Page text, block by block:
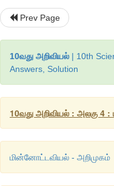
Prev Page
10வது அறிவியல் | 10th
Answers, Solution
10வது அறிவியல் : அலகு 4
மின்னோட்டவியல் - அறிமுகம்